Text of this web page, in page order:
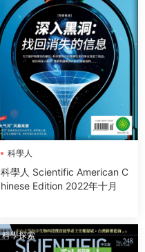
科學人
科學人 Scientific American C
hinese Edition 2022年十月
科學探索